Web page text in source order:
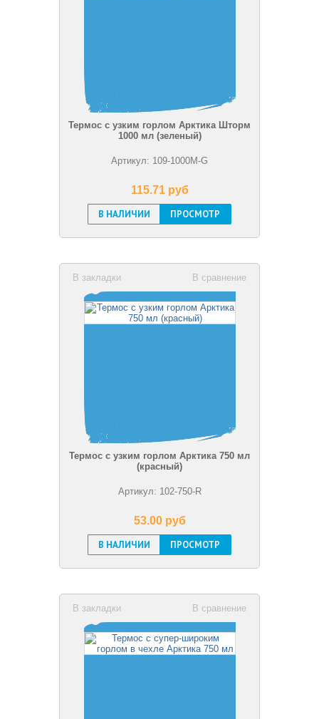
Термос с узким горлом Арктика Шторм
1000 мл (зеленый)
Артикул: 109-1000M-G
115.71 pуб
В НАЛИЧИИ
ПРОСМОТР
В сравнение
В закладки
Термос с узким горлом Арктика 750 мл
(красный)
Артикул: 102-750-R
53.00 pуб
В НАЛИЧИИ
ПРОСМОТР
В сравнение
В закладки